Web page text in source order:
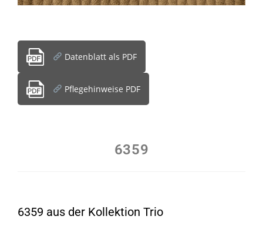
Datenblatt als PDF
Pflegehinweise PDF
6359
6359 aus der Kollektion Trio